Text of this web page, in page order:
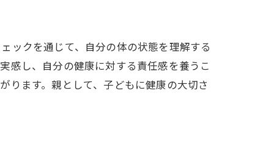
ックを通じて、自分の体の状態を理解する
感し、自分の健康に対する責任感を養うこ
ります。親として、子どもに健康の大切さ